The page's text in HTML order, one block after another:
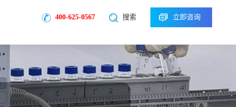
400-625-0567 搜索 立即咨询